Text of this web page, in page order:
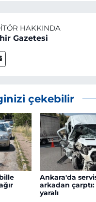
HAKKINDA
Gazetesi
çekebilir
Ankara'da
arkadan çarptı:
yaralı